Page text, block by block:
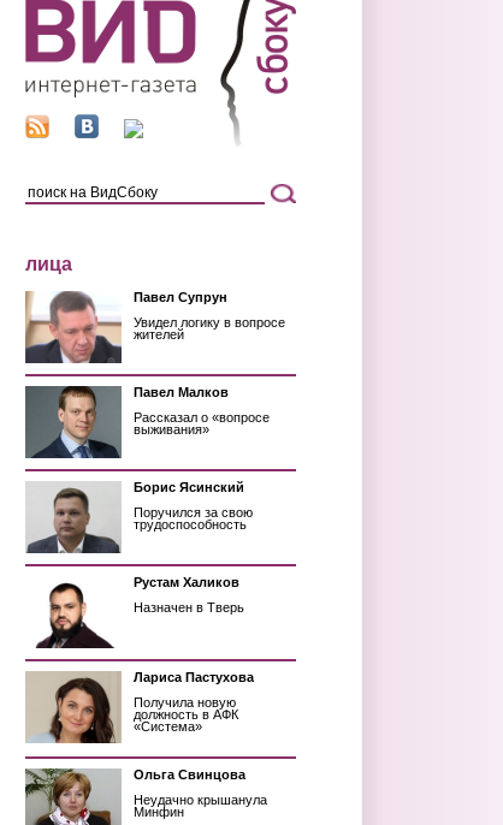
лица
Павел Супрун
Увидел логику в вопросе
жителей
Павел Малков
Рассказал о «вопросе
выживания»
Борис Ясинский
Поручился за свою
трудоспособность
Рустам Халиков
Назначен в Тверь
Лариса Пастухова
Получила новую
должность в АФК
«Система»
Ольга Свинцова
Неудачно крышанула
Минфин